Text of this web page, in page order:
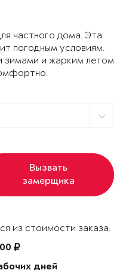
частного дома. Эта
погодным условиям.
зимами и жарким летом
Вызвать
замерщика
из стоимости заказа.
дней